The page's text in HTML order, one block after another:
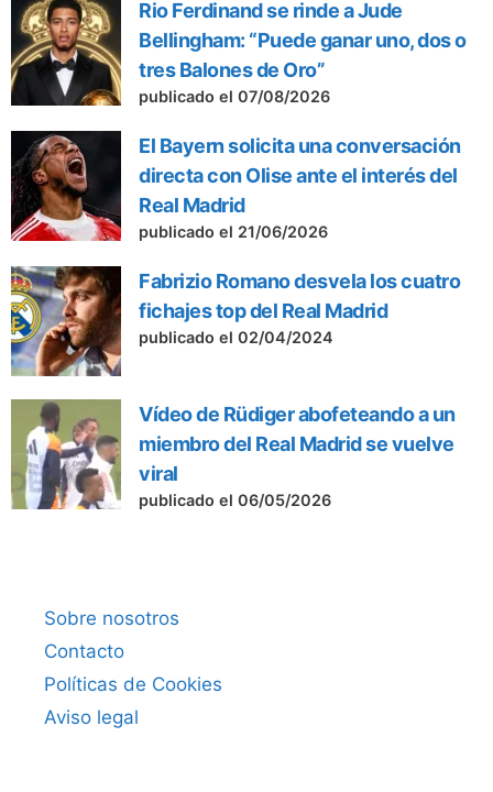
Rio Ferdinand se rinde a Jude
Bellingham: “Puede ganar uno, dos o
tres Balones de Oro”
publicado el 07/08/2026
El Bayern solicita una conversación
directa con Olise ante el interés del
Real Madrid
publicado el 21/06/2026
Fabrizio Romano desvela los cuatro
fichajes top del Real Madrid
publicado el 02/04/2024
Vídeo de Rüdiger abofeteando a un
miembro del Real Madrid se vuelve
viral
publicado el 06/05/2026
Sobre nosotros
Contacto
Políticas de Cookies
Aviso legal